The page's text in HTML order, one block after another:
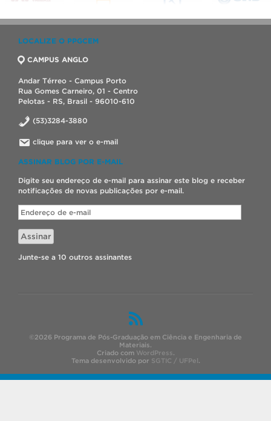
LOCALIZE O PPGCEM
CAMPUS ANGLO
Andar Térreo - Campus Porto
Rua Gomes Carneiro, 01 - Centro
Pelotas - RS, Brasil - 96010-610
(53)3284-3880
clique para ver o e-mail
ASSINAR BLOG POR E-MAIL
Digite seu endereço de e-mail para assinar este blog e receber
notificações de novas publicações por e-mail.
Endereço
de
e-
mail
Assinar
Junte-se a 10 outros assinantes
©2026 Programa de Pós-Graduação em Ciência e Engenharia de
Materiais.
Criado com WordPress.
Tema desenvolvido por SGTIC / UFPel.